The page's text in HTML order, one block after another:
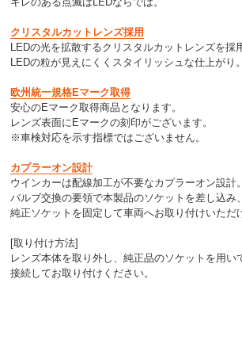
クリスタルカットレンズ採用
LEDの光を拡散するクリスタルカットレンズを採
LEDの粒が見えにくくスタイリッシュな仕上がり。
欧州統一規格Eマーク取得
安心のEマーク取得商品となります。
レンズ表面にEマークの刻印がございます。
※車検対応を示す指標ではございません。
カプラーオン設計
ウインカーは配線加工が不要なカプラーオン設計。
バルブ交換の要領で本製品のソケットを差し込み、
純正ソケットを固定して車両へお取り付けいただ
[取り付け方法]
レンズ本体を取り外し、純正品のソケットを用い
接続してお取り付けください。